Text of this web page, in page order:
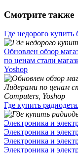
Смотрите также
Где недорого
Обновлен обзор
по ценам стали
Yoshop
Где купить
Электроника и
Электроника и
Электроника и
Электроника и